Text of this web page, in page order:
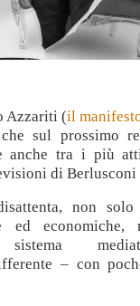
Azzariti (il
sul prossimo
anche tra i più
di Berlusconi
non
ed
– con